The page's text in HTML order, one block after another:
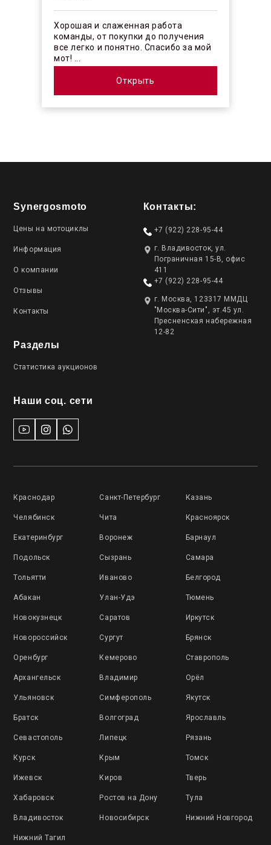
Хорошая и слаженная работа
команды, от покупки до получения
все легко и понятно. Спасибо за мой
мот! ...
Открыть
Synergosmoto
Цены на мотоциклы
Информация
О компании
Отзывы
Контакты
Разделы
Статистика аукционов
Наши соц. сети
Контакты:
+7 (922) 228-95-44
г. Владивосток, ул.
Пограничная 15-В, офис
411
+7 (922) 228-95-44
г. Москва, 123317 ММДЦ
"Москва-Сити", эт.45 ул.
Пресненская набережная
12-82
Краснодар Санкт-Петербург Казань
Челябинск Чита Красноярск
Екатеринбург Воронеж Барнаул
Подольск Сызрань Самара
Тольятти Иваново Белгород
Абакан Улан-Удэ Тюмень
Новокузнецк Саратов Иркутск
Новороссийск Сургут Брянск
Оренбург Кемерово Ставрополь
Архангельск Владимир Орёл
Ульяновск Симферополь Якутск
Братск Волгоград Ярославль
Севастополь Липецк Рязань
Курск Крым Томск
Ижевск Киров Тверь
Хабаровск Ростов на Дону Тула
Владивосток Новосибирск Нижний Новгород
Нижний Тагил